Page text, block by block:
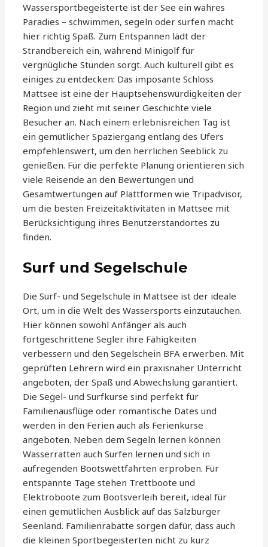
Wassersportbegeisterte ist der See ein wahres
Paradies – schwimmen, segeln oder surfen macht
hier richtig Spaß. Zum Entspannen lädt der
Strandbereich ein, während Minigolf für
vergnügliche Stunden sorgt. Auch kulturell gibt es
einiges zu entdecken: Das imposante Schloss
Mattsee ist eine der Hauptsehenswürdigkeiten der
Region und zieht mit seiner Geschichte viele
Besucher an. Nach einem erlebnisreichen Tag ist
ein gemütlicher Spaziergang entlang des Ufers
empfehlenswert, um den herrlichen Seeblick zu
genießen. Für die perfekte Planung orientieren sich
viele Reisende an den Bewertungen und
Gesamtwertungen auf Plattformen wie Tripadvisor,
um die besten Freizeitaktivitäten in Mattsee mit
Berücksichtigung ihres Benutzerstandortes zu
finden.
Surf und Segelschule
Die Surf- und Segelschule in Mattsee ist der ideale
Ort, um in die Welt des Wassersports einzutauchen.
Hier können sowohl Anfänger als auch
fortgeschrittene Segler ihre Fähigkeiten
verbessern und den Segelschein BFA erwerben. Mit
geprüften Lehrern wird ein praxisnaher Unterricht
angeboten, der Spaß und Abwechslung garantiert.
Die Segel- und Surfkurse sind perfekt für
Familienausflüge oder romantische Dates und
werden in den Ferien auch als Ferienkurse
angeboten. Neben dem Segeln lernen können
Wasserratten auch Surfen lernen und sich in
aufregenden Bootswettfahrten erproben. Für
entspannte Tage stehen Trettboote und
Elektroboote zum Bootsverleih bereit, ideal für
einen gemütlichen Ausblick auf das Salzburger
Seenland. Familienrabatte sorgen dafür, dass auch
die kleinen Sportbegeisterten nicht zu kurz